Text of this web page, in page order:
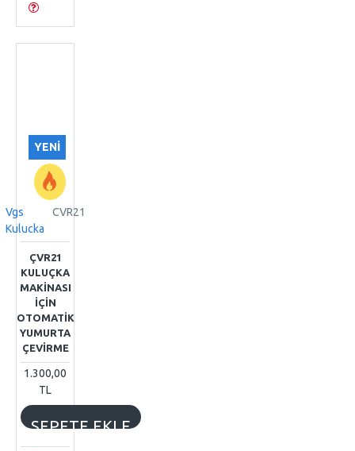
YENI
Vgs
Kulucka
CVR21
ÇVR21
KULUÇKA
MAKİNASI
İÇİN
OTOMATİK
YUMURTA
ÇEVİRME
1.300,00
TL
SEPETE EKLE